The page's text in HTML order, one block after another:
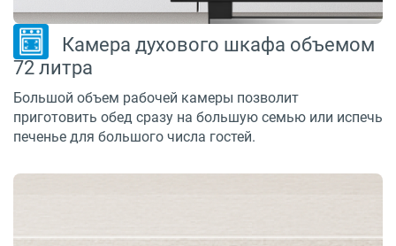
Камера духового шкафа объемом
72 литра
Большой объем рабочей камеры позволит
приготовить обед сразу на большую семью или испечь
печенье для большого числа гостей.